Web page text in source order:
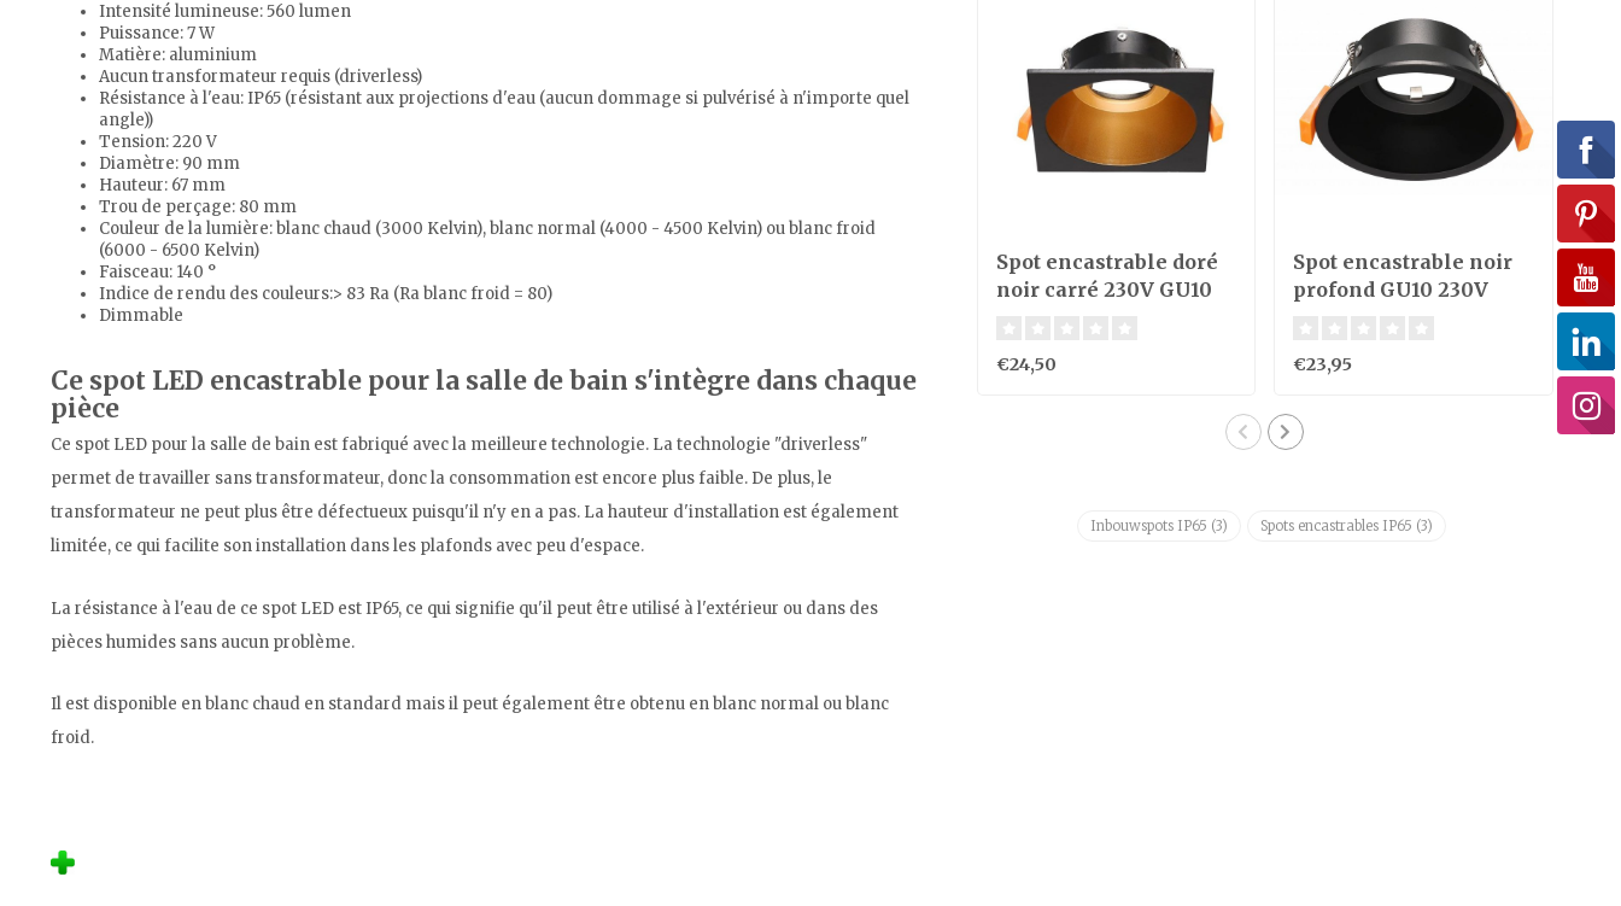
Intensité lumineuse: 560 lumen
Puissance: 7 W
Matière: aluminium
Aucun transformateur requis (driverless)
Résistance à l'eau: IP65 (résistant aux projections d'eau (aucun dommage si pulvérisé à n'importe quel
angle))
Tension: 220 V
Diamètre: 90 mm
Hauteur: 67 mm
Trou de perçage: 80 mm
Couleur de la lumière: blanc chaud (3000 Kelvin), blanc normal (4000 - 4500 Kelvin) ou blanc froid
(6000 - 6500 Kelvin)
Faisceau: 140 °
Indice de rendu des couleurs:> 83 Ra (Ra blanc froid = 80)
Dimmable
Ce spot LED encastrable pour la salle de bain s'intègre dans chaque
pièce
Ce spot LED pour la salle de bain est fabriqué avec la meilleure technologie. La technologie "driverless"
permet de travailler sans transformateur, donc la consommation est encore plus faible. De plus, le
transformateur ne peut plus être défectueux puisqu'il n'y en a pas. La hauteur d'installation est également
limitée, ce qui facilite son installation dans les plafonds avec peu d'espace.
La résistance à l'eau de ce spot LED est IP65, ce qui signifie qu'il peut être utilisé à l'extérieur ou dans des
pièces humides sans aucun problème.
Il est disponible en blanc chaud en standard mais il peut également être obtenu en blanc normal ou blanc
froid.
Spot encastrable doré
noir carré 230V GU10
€24,50
Spot encastrable noir
profond GU10 230V
€23,95
Inbouwspots IP65 (3) Spots encastrables IP65 (3)